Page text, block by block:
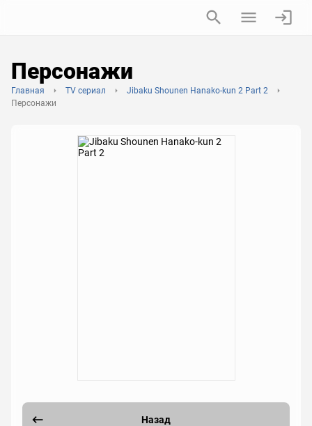
Персонажи
Главная TV сериал
Jibaku Shounen Hanako-kun 2 Part 2
Персонажи
Назад